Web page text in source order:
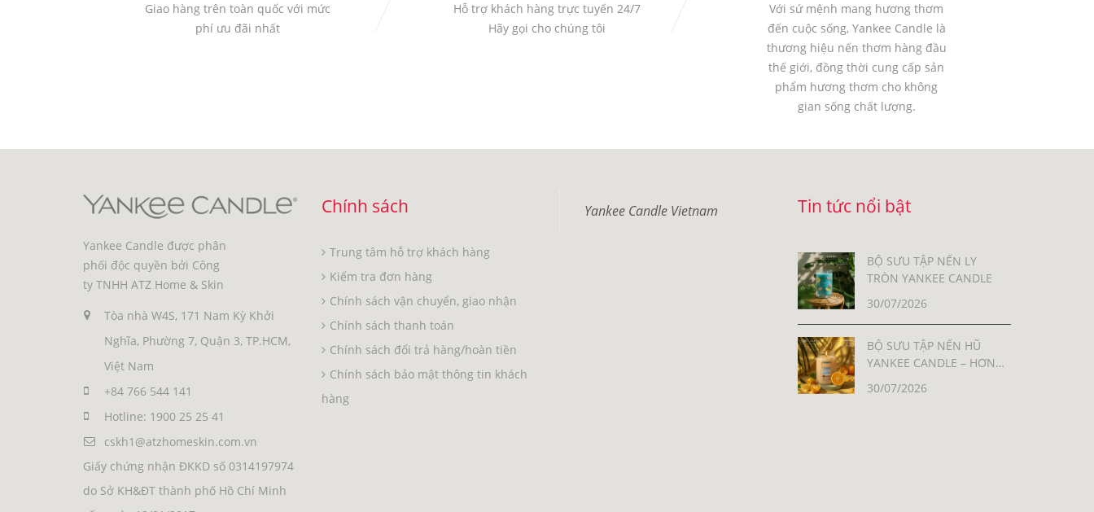
Giao hàng trên toàn quốc với mức
phí ưu đãi nhất
Hỗ trợ khách hàng trực tuyến 24/7
Hãy gọi cho chúng tôi
Với sứ mệnh mang hương thơm
đến cuộc sống, Yankee Candle là
thương hiệu nến thơm hàng đầu
thế giới, đồng thời cung cấp sản
phẩm hương thơm cho không
gian sống chất lượng.
Yankee Candle được phân
phối độc quyền bởi Công
ty TNHH ATZ Home & Skin
Tòa nhà W4S, 171 Nam Kỳ Khởi
Nghĩa, Phường 7, Quận 3, TP.HCM,
Việt Nam
+84 766 544 141
Hotline: 1900 25 25 41
cskh1@atzhomeskin.com.vn
Giấy chứng nhận ĐKKD số 0314197974
do Sở KH&ĐT thành phố Hồ Chí Minh
Chính sách
Trung tâm hỗ trợ khách hàng
Kiểm tra đơn hàng
Chính sách vận chuyển, giao nhận
Chính sách thanh toán
Chính sách đổi trả hàng/hoàn tiền
Chính sách bảo mật thông tin khách
hàng
Yankee Candle Vietnam Tin tức nổi bật
BỘ SƯU TẬP NẾN LY
TRÒN YANKEE CANDLE
30/07/2026
BỘ SƯU TẬP NẾN HŨ
YANKEE CANDLE – HƠN
LÀ MỘT CẢM XÚC
30/07/2026